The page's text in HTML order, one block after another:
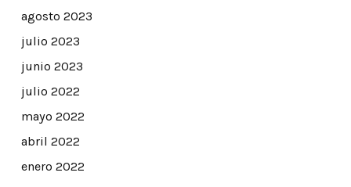
agosto 2023
julio 2023
junio 2023
julio 2022
mayo 2022
abril 2022
enero 2022